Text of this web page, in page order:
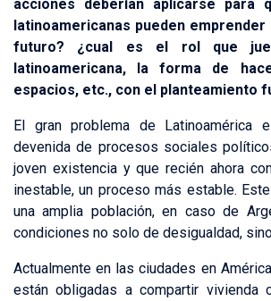
acciones deberían aplicarse para
latinoamericanas pueden
futuro? ¿cual es el rol que
latinoamericana, la forma de
espacios, etc., con el planteamiento
El gran problema de Latinoamérica
devenida de procesos sociales
joven existencia y que recién ahora
inestable, un proceso más estable.
una amplia población, en caso de
condiciones no solo de desigualdad,
Actualmente en las ciudades en
están obligadas a compartir vivienda